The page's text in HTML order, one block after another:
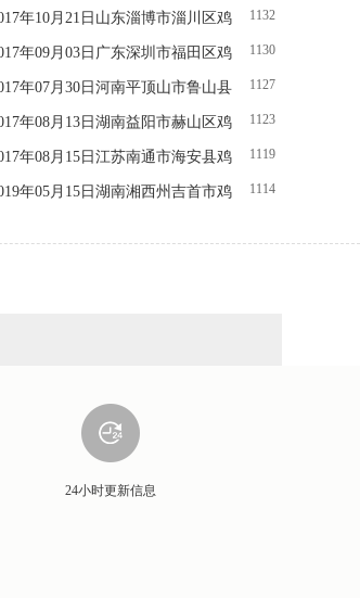
）鸡蛋价格 1132
年10月21日山东淄博市淄川区鸡
1130
年09月03日广东深圳市福田区鸡
1127
年07月30日河南平顶山市鲁山县
格 1123
年08月13日湖南益阳市赫山区鸡
1119
年08月15日江苏南通市海安县鸡
1114
年05月15日湖南湘西州吉首市鸡
24小时更新信息